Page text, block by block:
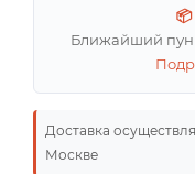
Ближайший
Доставка
Москве